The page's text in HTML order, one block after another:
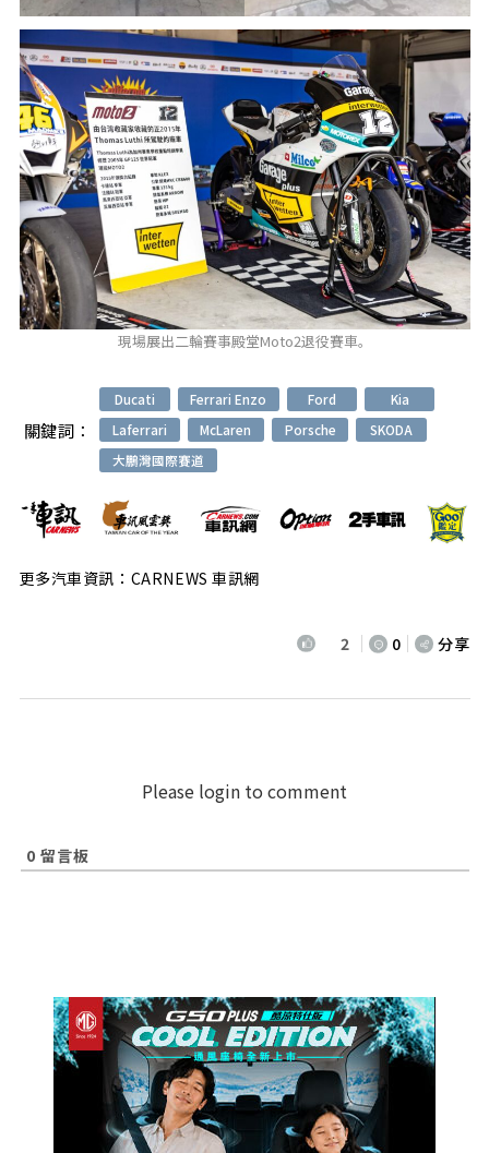
現場展出二輪賽事殿堂Moto2退役賽車。
關鍵詞：
Ducati Ferrari Enzo Ford
Kia
Laferrari
McLaren Porsche
SKODA
大鵬灣國際賽道
更多汽車資訊：CARNEWS 車訊網
2 0 分享
Please login to comment
0 留言板